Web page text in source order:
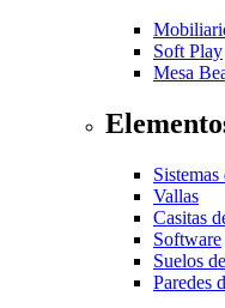
Soft Play
Mesa
Vallas
Casitas
Software
Suelos
Paredes